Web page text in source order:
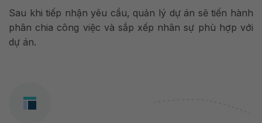
Sau khi tiếp nhận yêu cầu, quản lý dự án sẽ tiến hành
phân chia công việc và sắp xếp nhân sự phù hợp với
dự án.